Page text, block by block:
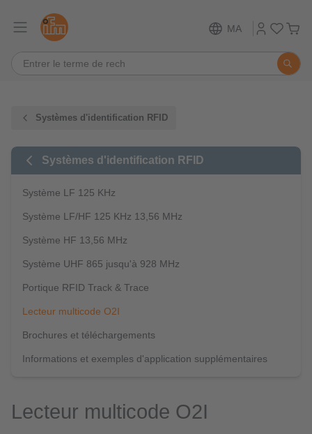
MA
Systèmes d'identification RFID
Systèmes d'identification RFID
Système LF 125 KHz
Système LF/HF 125 KHz 13,56 MHz
Système HF 13,56 MHz
Système UHF 865 jusqu'à 928 MHz
Portique RFID Track & Trace
Lecteur multicode O2I
Brochures et téléchargements
Informations et exemples d'application supplémentaires
Lecteur multicode O2I